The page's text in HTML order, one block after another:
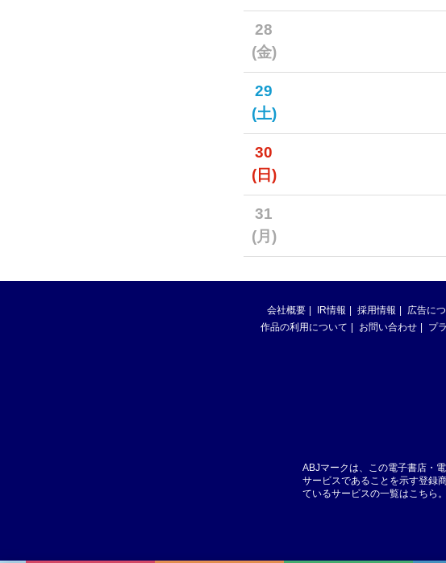
28
(金)
29
(土)
30
(日)
31
(月)
会社概要 IR情報 採用情報 広告に
作品の利用について
お問い合わせ プ
ABJマークは、この電子書店・
サービスであることを示す登録
ているサービスの一覧はこちら。